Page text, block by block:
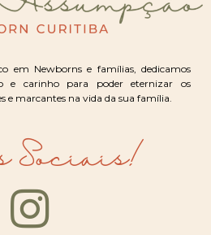
em Newborns e famílias, dedicamos
e carinho para poder eternizar os
marcantes na vida da sua família.
Sociais!